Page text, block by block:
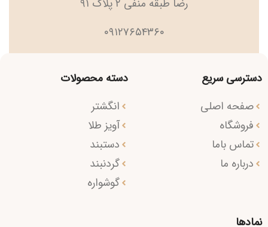
۰۹۱۲۷۶۵۴۳۶۰
دسترسی سریع
صفحه اصلی
فروشگاه
تماس باما
درباره ما
دسته محصولات
انگشتر
آویز طلا
دستبند
گردنبند
گوشواره
نمادها